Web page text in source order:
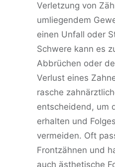
Verletzung von
umliegendem
einen Unfall oder
Schwere kann es
Abbrüchen oder
Verlust eines
rasche
entscheidend, um
erhalten und
vermeiden. Oft
Frontzähnen und
auch ästhetische